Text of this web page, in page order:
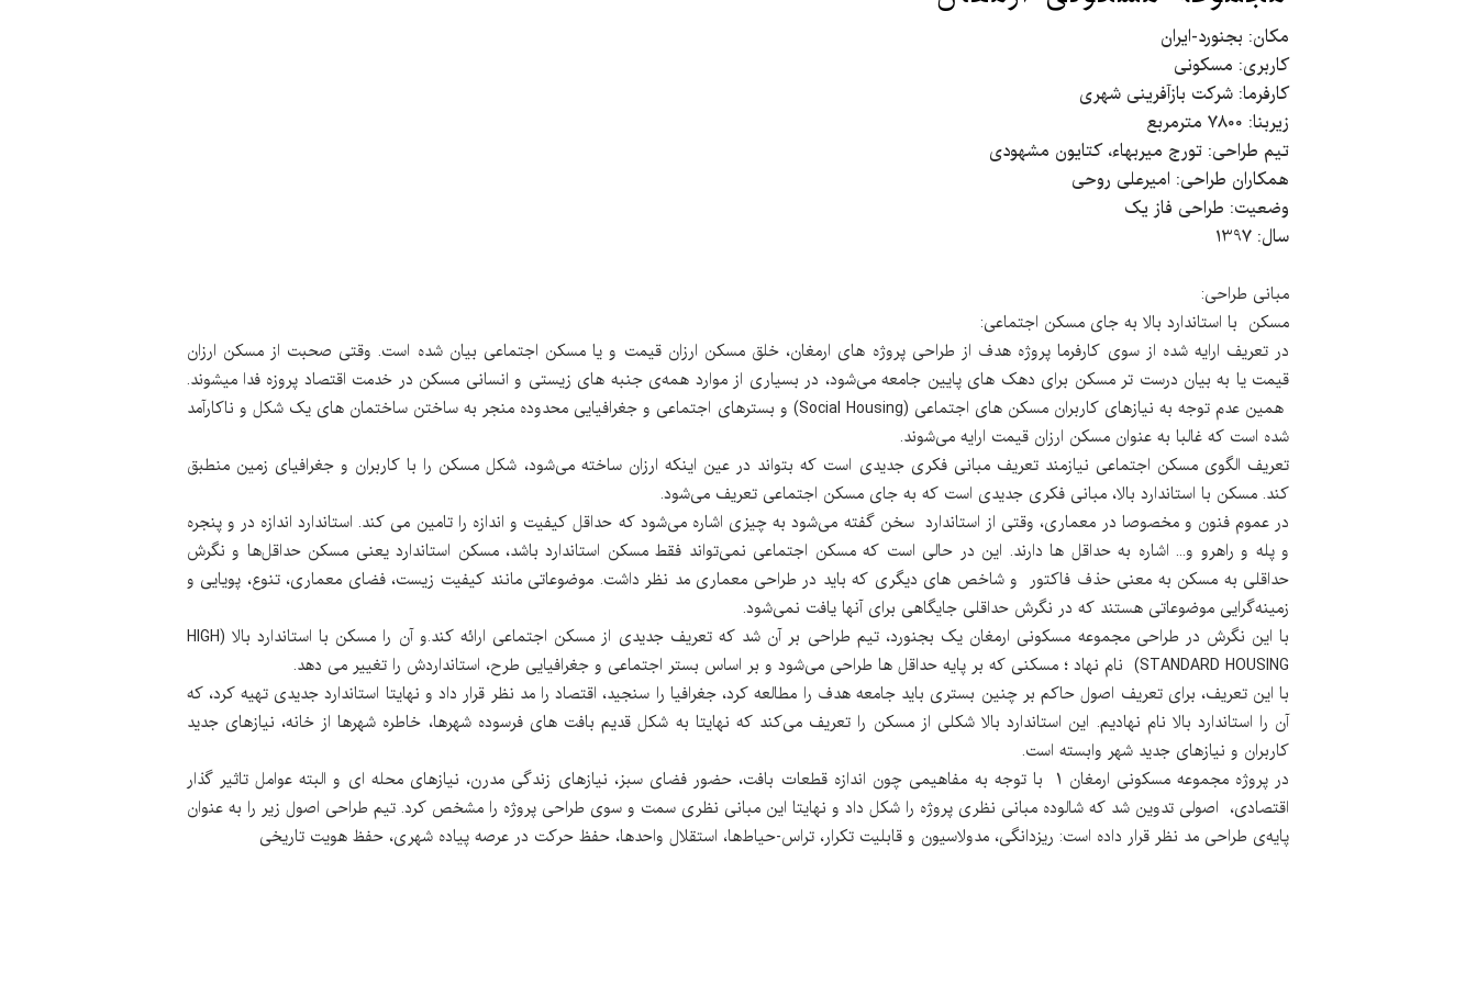
​مکان: بجنورد-ایران
کاربری: مسکونی
کارفرما: شرکت بازآفرینی شهری
زیربنا: 7800 مترمربع
تیم طراحی: تورج میربهاء، کتایون مشهودی
همکاران طراحی: امیرعلی روحی
وضعیت: طراحی فاز یک
سال: 1397
مبانی طراحی:
مسکن با استاندارد بالا به جای مسکن اجتماعی:
در تعریف ارایه شده از سوی کارفرما پروژه هدف از طراحی پروژه های ارمغان، خلق مسکن ارزان قیمت و یا مسکن اجتماعی بیان شده است. وقتی صحبت از مسکن ارزان
قیمت یا به بیان درست تر مسکن برای دهک های پایین جامعه می‌شود، در بسیاری از موارد همه‌ی جنبه های زیستی و انسانی مسکن در خدمت اقتصاد پروزه فدا میشوند.
همین عدم توجه به نیازهای کاربران مسکن های اجتماعی (Social Housing) و بسترهای اجتماعی و جغرافیایی محدوده منجر به ساختن ساختمان های یک شکل و ناکارآمد
شده است که غالبا به عنوان مسکن ارزان قیمت ارایه می‌شوند.
تعریف الگوی مسکن اجتماعی نیازمند تعریف مبانی فکری جدیدی است که بتواند در عین اینکه ارزان ساخته می‌شود، شکل مسکن را با کاربران و جغرافیای زمین منطبق
کند. مسکن با استاندارد بالا، مبانی فکری جدیدی است که به جای مسکن اجتماعی تعریف می‌شود.
در عموم فنون و مخصوصا در معماری، وقتی از استاندارد سخن گفته می‌شود به چیزی اشاره می‌شود که حداقل کیفیت و اندازه را تامین می کند. استاندارد اندازه در و پنجره
و پله و راهرو و... اشاره به حداقل ها دارند. این در حالی است که مسکن اجتماعی نمی‌تواند فقط مسکن استاندارد باشد، مسکن استاندارد یعنی مسکن حداقل‌ها و نگرش
حداقلی به مسکن به معنی حذف فاکتور و شاخص های دیگری که باید در طراحی معماری مد نظر داشت. موضوعاتی مانند کیفیت زیست، فضای معماری، تنوع، پویایی و
زمینه‌گرایی موضوعاتی هستند که در نگرش حداقلی جایگاهی برای آنها یافت نمی‌شود.
با این نگرش در طراحی مجموعه مسکونی ارمغان یک بجنورد، تیم طراحی بر آن شد که تعریف جدیدی از مسکن اجتماعی ارائه کند.و آن را مسکن با استاندارد بالا (HIGH
STANDARD HOUSING) نام نهاد ؛ مسکنی که بر پایه حداقل ها طراحی می‌شود و بر اساس بستر اجتماعی و جغرافیایی طرح، استانداردش را تغییر می دهد.
با این تعریف، برای تعریف اصول حاکم بر چنین بستری باید جامعه هدف را مطالعه کرد، جغرافیا را سنجید، اقتصاد را مد نظر قرار داد و نهایتا استاندارد جدیدی تهیه کرد، که
آن را استاندارد بالا نام نهادیم. این استاندارد بالا شکلی از مسکن را تعریف می‌کند که نهایتا به شکل قدیم بافت های فرسوده شهرها، خاطره شهرها از خانه، نیازهای جدید
کاربران و نیازهای جدید شهر وابسته است.
در پروژه مجموعه مسکونی ارمغان 1 با توجه به مفاهیمی چون اندازه قطعات بافت، حضور فضای سبز، نیازهای زندگی مدرن، نیازهای محله ای و البته عوامل تاثیر گذار
اقتصادی، اصولی تدوین شد که شالوده مبانی نظری پروژه را شکل داد و نهایتا این مبانی نظری سمت و سوی طراحی پروژه را مشخص کرد. تیم طراحی اصول زیر را به عنوان
پایه‌ی طراحی مد نظر قرار داده است: ریزدانگی، مدولاسیون و قابلیت تکرار، تراس-حیاط‌ها، استقلال واحدها، حفظ حرکت در عرصه پیاده شهری، حفظ هویت تاریخی